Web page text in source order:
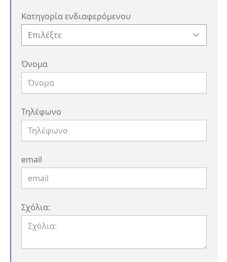
Κατηγορία ενδιαφερόμενου
Όνομα
Τηλέφωνο
email
Σχόλια: